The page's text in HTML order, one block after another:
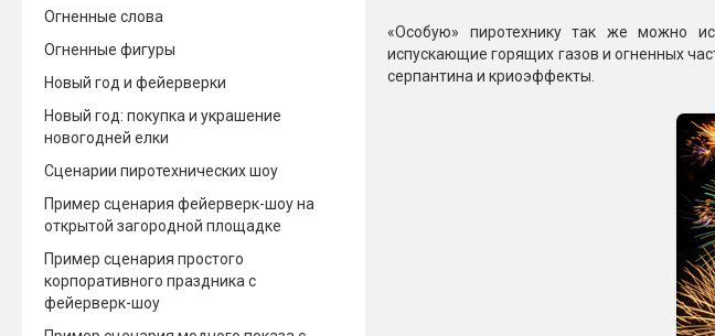
Цветной дым
Батареи салютов
Маленькие фейерверки
Средние фейерверки
Супер-фейерверки
Летающие и наземные
Бабочки, пчелы
Огненные слова
Огненные фигуры
Новый год и фейерверки
Новый год: покупка и украшение
новогодней елки
Сценарии пиротехнических шоу
Пример сценария фейерверк-шоу на
открытой загородной площадке
Пример сценария простого
корпоративного праздника с
фейерверк-шоу
«Особую» пиротехнику так же можно
испускающие горящих газов и огненных
серпантина и криоэффекты.